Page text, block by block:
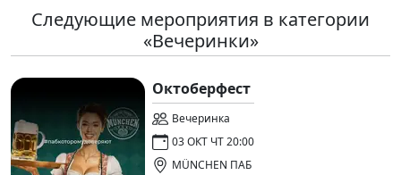
Следующие мероприятия в категории
«Вечеринки»
Октоберфест
Вечеринка
03 ОКТ ЧТ 20:00
MÜNCHEN ПАБ